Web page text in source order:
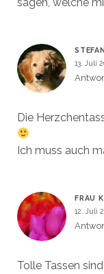
13. Juli
Die
Ich muss auch
FRAU
12. Juli
Tolle Tassen